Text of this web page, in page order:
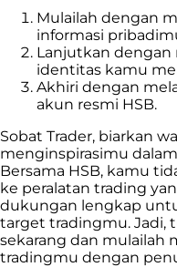
Mulailah dengan
informasi
Lanjutkan dengan
identitas kamu
Akhiri dengan
akun resmi HSB.
Sobat Trader, biarkan
menginspirasimu
Bersama HSB, kamu
ke peralatan trading
dukungan lengkap
target tradingmu. Jadi,
sekarang dan mulailah
tradingmu dengan